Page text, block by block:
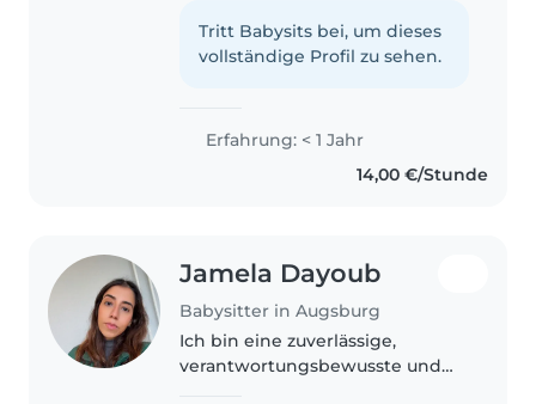
enjoy spending time with
children. I have experience
Tritt Babysits bei, um dieses
vollständige Profil zu sehen.
Erfahrung: < 1 Jahr
14,00 €/Stunde
Jamela Dayoub
Babysitter in Augsburg
Ich bin eine zuverlässige,
verantwortungsbewusste und